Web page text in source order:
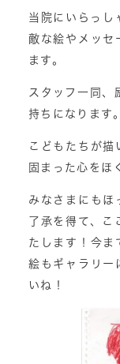
当院にいらっし
敵な絵やメッセ
ます。
スタッフ一同、
持ちになります
こどもたちが描
固まった心をほ
みなさまにもほ
了承を得て、こ
たします！今ま
絵もギャラリー
いね！